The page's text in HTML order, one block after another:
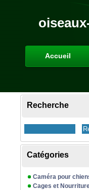
Accueil
Recherche
Catégories
Caméra pour
Cages et